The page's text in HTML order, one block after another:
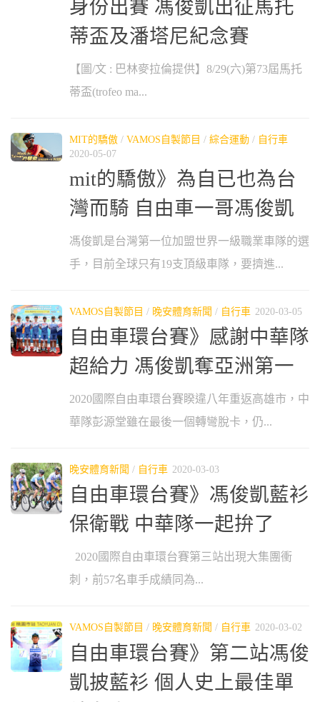
身份出賽 馮俊凱出征馬托
蒂盃及潘塔尼紀念賽
【圖/文 : 巴林麥拉倫提供】8/29(六)第73屆馬托
蒂盃(trofeo ma...
MIT的驕傲 / VAMOS自製節目 / 綜合運動 / 自行車
2020-05-07
mit的驕傲》為自已也為台
灣而騎 自由車一哥馮俊凱
馮俊凱是台灣第一位加盟世界一級職業車隊的選
手，目前全球只有19支頂級車隊，要擠進...
VAMOS自製節目 / 晚安體育新聞 / 自行車 2020-03-05
自由車環台賽》感謝中華隊
超給力 馮俊凱奪亞洲第一
2020國際自由車環台賽睽違八年重返高雄市，中
華隊彭源堂雖在最後一個轉彎脫卡，仍...
晚安體育新聞 / 自行車 2020-03-03
自由車環台賽》馮俊凱藍衫
保衛戰 中華隊一起拚了
2020國際自由車環台賽第三站出現大集團衝
刺，前57名車手成績同為...
VAMOS自製節目 / 晚安體育新聞 / 自行車 2020-03-02
自由車環台賽》第二站馮俊
凱披藍衫 個人史上最佳單